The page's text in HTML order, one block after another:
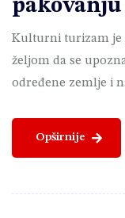
pakovanju
Kulturni turizam je
željom da se
određene zemlje i
Opširnije